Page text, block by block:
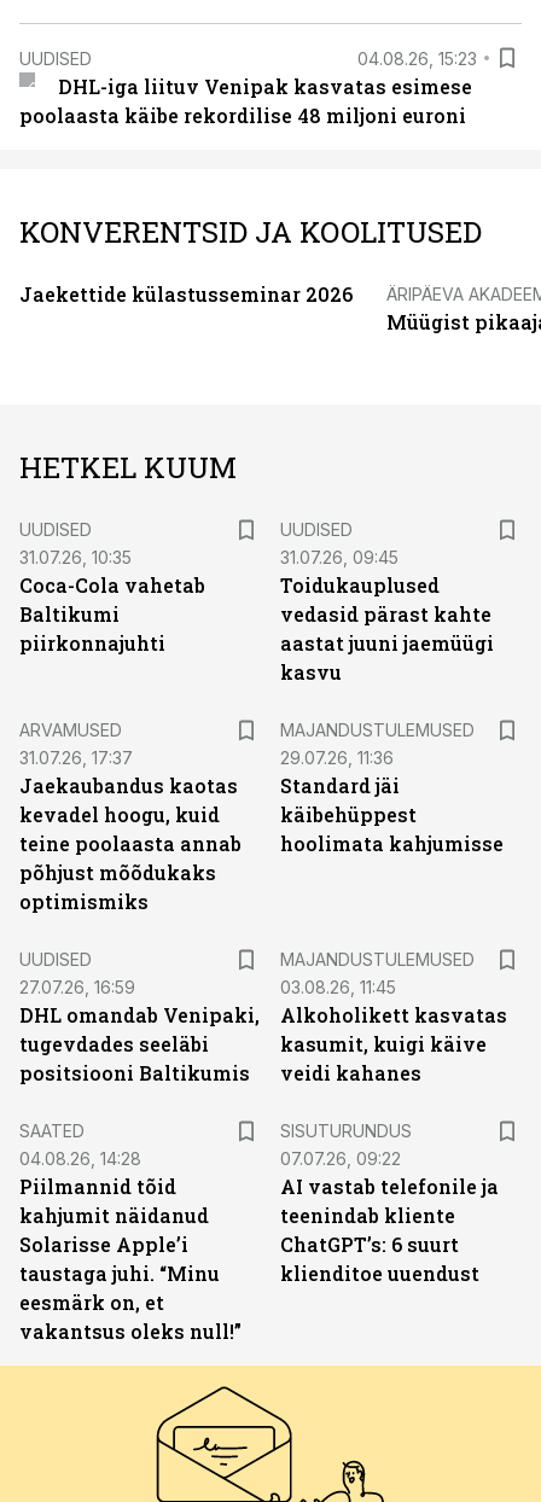
UUDISED 04.08.26, 15:23
DHL-iga liituv Venipak kasvatas esimese
poolaasta käibe rekordilise 48 miljoni euroni
KONVERENTSID JA KOOLITUSED
Jaekettide külastusseminar 2026 ÄRIPÄEVA
Müügist
HETKEL KUUM
UUDISED
31.07.26, 10:35
Coca-Cola vahetab
Baltikumi
piirkonnajuhti
UUDISED
31.07.26, 09:45
Toidukauplused
vedasid pärast kahte
aastat juuni jaemüügi
kasvu
ARVAMUSED
31.07.26, 17:37
Jaekaubandus kaotas
kevadel hoogu, kuid
teine poolaasta annab
põhjust mõõdukaks
optimismiks
MAJANDUSTULEMUSED
29.07.26, 11:36
Standard jäi
käibehüppest
hoolimata kahjumisse
UUDISED
27.07.26, 16:59
DHL omandab Venipaki,
tugevdades seeläbi
positsiooni Baltikumis
MAJANDUSTULEMUSED
03.08.26, 11:45
Alkoholikett kasvatas
kasumit, kuigi käive
veidi kahanes
SAATED
04.08.26, 14:28
Piilmannid tõid
kahjumit näidanud
Solarisse Apple’i
taustaga juhi. “Minu
eesmärk on, et
vakantsus oleks null!”
SISUTURUNDUS
07.07.26, 09:22
AI vastab telefonile ja
teenindab kliente
ChatGPT’s: 6 suurt
klienditoe uuendust